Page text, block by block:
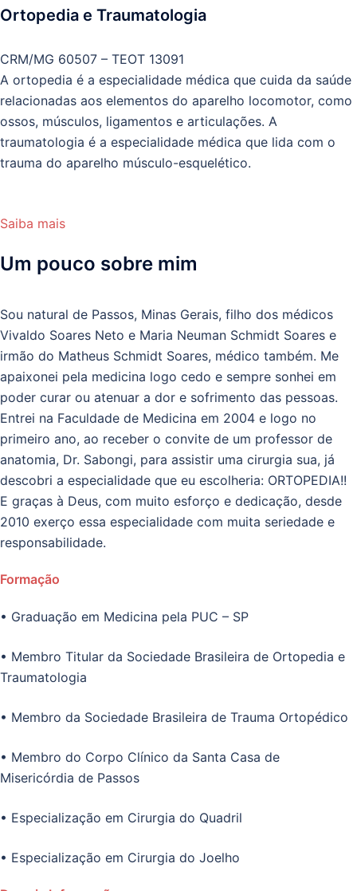
Ortopedia e Traumatologia
CRM/MG 60507 – TEOT 13091
A ortopedia é a especialidade médica que cuida da saúde
relacionadas aos elementos do aparelho locomotor, como
ossos, músculos, ligamentos e articulações. A
traumatologia é a especialidade médica que lida com o
trauma do aparelho músculo-esquelético.
Saiba mais
Um pouco sobre mim
Sou natural de Passos, Minas Gerais, filho dos médicos
Vivaldo Soares Neto e Maria Neuman Schmidt Soares e
irmão do Matheus Schmidt Soares, médico também. Me
apaixonei pela medicina logo cedo e sempre sonhei em
poder curar ou atenuar a dor e sofrimento das pessoas.
Entrei na Faculdade de Medicina em 2004 e logo no
primeiro ano, ao receber o convite de um professor de
anatomia, Dr. Sabongi, para assistir uma cirurgia sua, já
descobri a especialidade que eu escolheria: ORTOPEDIA!!
E graças à Deus, com muito esforço e dedicação, desde
2010 exerço essa especialidade com muita seriedade e
responsabilidade.
Formação
• Graduação em Medicina pela PUC – SP
• Membro Titular da Sociedade Brasileira de Ortopedia e
Traumatologia
• Membro da Sociedade Brasileira de Trauma Ortopédico
• Membro do Corpo Clínico da Santa Casa de
Misericórdia de Passos
• Especialização em Cirurgia do Quadril
• Especialização em Cirurgia do Joelho